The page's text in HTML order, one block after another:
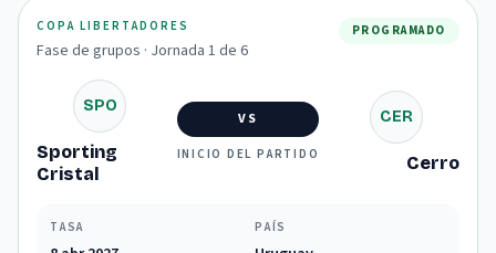
COPA LIBERTADORES
Fase de grupos · Jornada 1 de 6
PROGRAMADO
SPO
Sporting
Cristal
VS
INICIO DEL PARTIDO
CER
Cerro
TASA PAÍS